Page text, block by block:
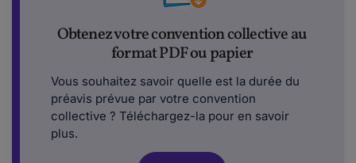
Obtenez votre convention collective au
format PDF ou papier
Vous souhaitez savoir quelle est la durée du
préavis prévue par votre convention
collective ? Téléchargez-la pour en savoir
plus.